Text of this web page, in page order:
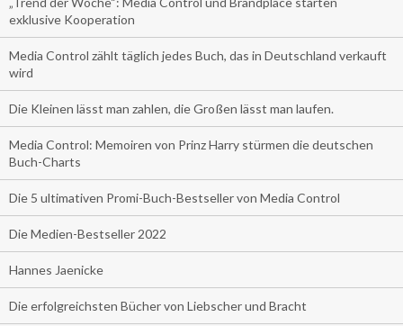
exklusive Kooperation
Media Control zählt täglich jedes Buch, das in Deutschland verkauft
wird
Die Kleinen lässt man zahlen, die Großen lässt man laufen.
Media Control: Memoiren von Prinz Harry stürmen die deutschen
Buch-Charts
Die 5 ultimativen Promi-Buch-Bestseller von Media Control
Die Medien-Bestseller 2022
Hannes Jaenicke
Die erfolgreichsten Bücher von Liebscher und Bracht